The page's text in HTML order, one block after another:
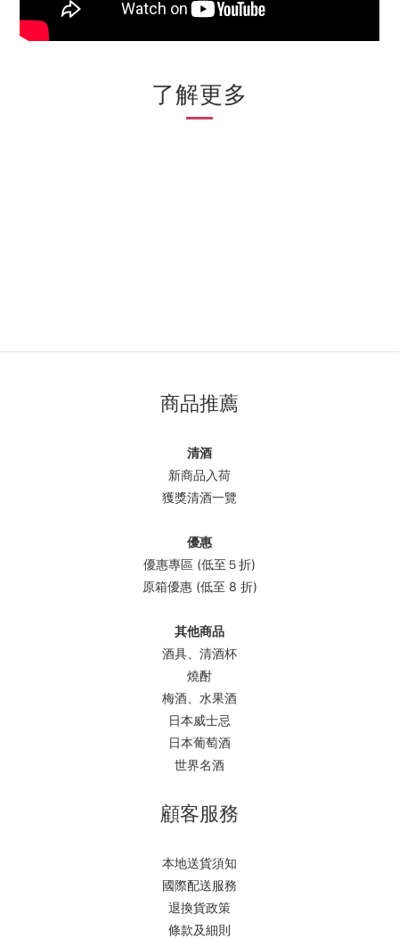
了解更多
商品推薦
清酒
新商品入荷
獲獎清酒一覽
優惠
優惠專區 (低至５折)
原箱優惠 (低至 8 折)
其他商品
酒具、清酒杯
燒酎
梅酒、水果酒
日本威士忌
日本葡萄酒
世界名酒
顧客服務
本地送貨須知
國際配送服務
退換貨政策
條款及細則